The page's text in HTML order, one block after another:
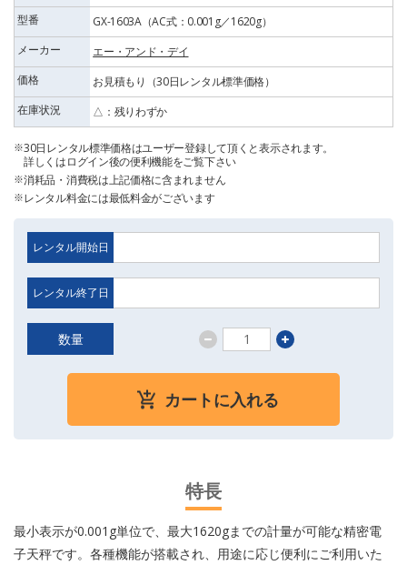
型番
GX-1603A（AC式：0.001g／1620g）
メーカー
エー・アンド・デイ
価格
お見積もり（30日レンタル標準価格）
在庫状況
△：残りわずか
30日レンタル標準価格はユーザー登録して頂くと表示されます。
詳しくはログイン後の便利機能をご覧下さい
消耗品・消費税は上記価格に含まれません
レンタル料金には最低料金がございます
レンタル開始日
レンタル終了日
数量
カートに入れる
特長
最小表示が0.001g単位で、最大1620gまでの計量が可能な精密電
子天秤です。各種機能が搭載され、用途に応じ便利にご利用いた